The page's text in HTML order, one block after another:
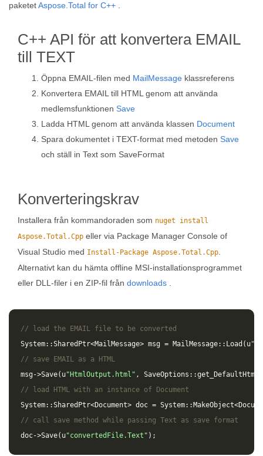
paketetAspose.Total for C++
C++ API för att konvertera EMAIL
till TEXT
Öppna EMAIL-filen med MailMessage klassreferens
Konvertera EMAIL till HTML genom att använda
medlemsfunktionen Save
Ladda HTML genom att använda klassen Document
Spara dokumentet i TEXT-format med metoden Save
och ställ in Text som SaveFormat
Konverteringskrav
Installera från kommandoraden som nuget install
Aspose.Total.Cpp eller via Package Manager Console of
Visual Studio med Install-Package Aspose.Total.Cpp
Alternativt kan du hämta offline MSI-installationsprogrammet
eller DLL-filer i en ZIP-fil från downloads
// load the EMAIL file to be converted
System::SharedPtr<MailMessage> msg = MailMessage:: Load ( u
// save EMAIL as a HTML
msg ->Save( u"HtmlOutput.html" , SaveOptions ::get_DefaultHtml
// load HTML with an instance of Document
System::SharedPtr<Document> doc = System:: MakeObject<
// call save method while passing Text as save format
doc->Save( u"convertedFile.Text" );